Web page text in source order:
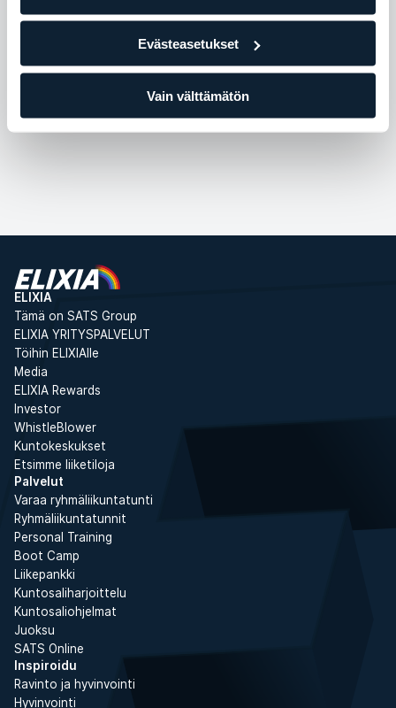
Evästeasetukset
Vain välttämätön
Intensiteetti
Koreografia
ELIXIA
Tämä on SATS Group
ELIXIA YRITYSPALVELUT
Töihin ELIXIAlle
Media
ELIXIA Rewards
Investor
WhistleBlower
Kuntokeskukset
Etsimme liiketiloja
Palvelut
Varaa ryhmäliikuntatunti
Ryhmäliikuntatunnit
Personal Training
Boot Camp
Liikepankki
Kuntosaliharjoittelu
Kuntosaliohjelmat
Juoksu
SATS Online
Inspiroidu
Ravinto ja hyvinvointi
Hyvinvointi